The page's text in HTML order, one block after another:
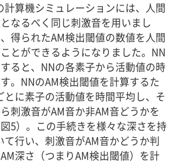
計算機シミュレーションには、人間
なるべく同じ刺激音を用いまし
得られたAM検出閾値の数値を人間
とができるようになりました。NN
ると、NNの各素子から活動値の時
。NNのAM検出閾値を計算するた
とに素子の活動値を時間平均し、そ
刺激音がAM音か非AM音どうかを
5）。この手続きを様々な深さを持
て行い、刺激音がAM音かどうか判
深さ（つまりAM検出閾値）を計